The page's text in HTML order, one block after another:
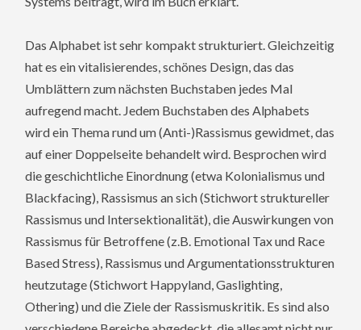
Das Alphabet ist sehr kompakt strukturiert. Gleichzeitig
hat es ein vitalisierendes, schönes Design, das das
Umblättern zum nächsten Buchstaben jedes Mal
aufregend macht. Jedem Buchstaben des Alphabets
wird ein Thema rund um (Anti-)Rassismus gewidmet, das
auf einer Doppelseite behandelt wird. Besprochen wird
die geschichtliche Einordnung (etwa Kolonialismus und
Blackfacing), Rassismus an sich (Stichwort struktureller
Rassismus und Intersektionalität), die Auswirkungen von
Rassismus für Betroffene (z.B. Emotional Tax und Race
Based Stress), Rassismus und Argumentationsstrukturen
heutzutage (Stichwort Happyland, Gaslighting,
Othering) und die Ziele der Rassismuskritik. Es sind also